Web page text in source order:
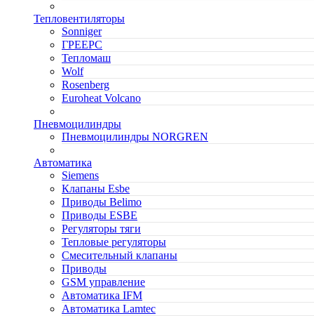
Тепловентиляторы
Sonniger
ГРЕЕРС
Тепломаш
Wolf
Rosenberg
Euroheat Volcano
Пневмоцилиндры
Пневмоцилиндры NORGREN
Автоматика
Siemens
Клапаны Esbe
Приводы Belimo
Приводы ESBE
Регуляторы тяги
Тепловые регуляторы
Cмесительный клапаны
Приводы
GSM управление
Автоматика IFM
Автоматика Lamtec